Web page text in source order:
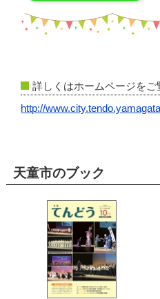
詳しくはホームページをご
http://
天童市のブック